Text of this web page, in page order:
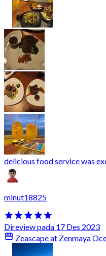
delicious food service was
minut18825
Direview pada 17 Des 2023
Zeascape at Zenmaya